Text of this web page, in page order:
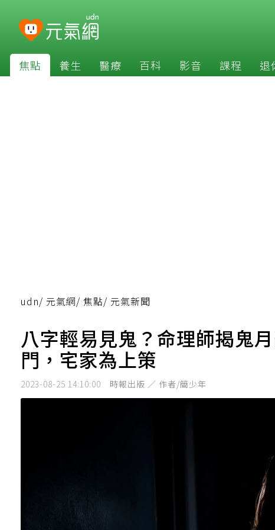
焦點 養生 醫療 百科 影音 課程 退
udn/ 元氣網/ 焦點/ 元氣新聞
八字輕易見鬼？命理師揭鬼
門，宅家為上策
2023-08-25 14:10:00 時報出版 ／ 作者/簡少年